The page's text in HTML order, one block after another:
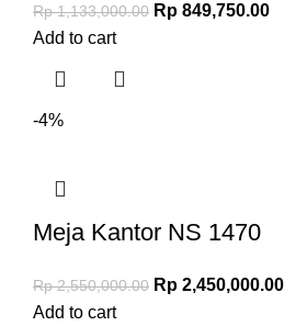
Rp1,133,000.00 Rp 849,750.00
Add to cart
-4%
Meja Kantor NS 1470
Rp2,550,000.00 Rp 2,450,000.00
Add to cart